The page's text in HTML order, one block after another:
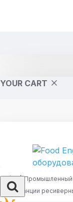
YOUR CART
Промышленный
Станции